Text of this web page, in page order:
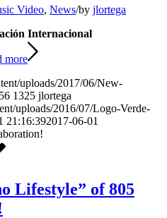
Video, News/by jlortega
Internacional
more
uploads/2017/06/New-
1325 jlortega
uploads/2016/07/Logo-Verde-
21:16:392017-06-01
Lifestyle” of 805